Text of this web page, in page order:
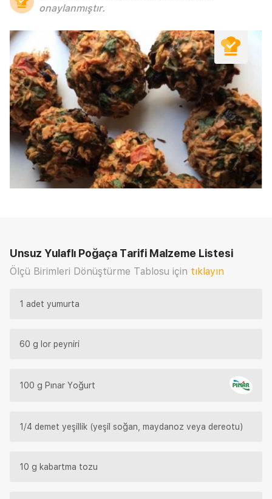
onaylanmıştır.
Unsuz Yulaflı Poğaça Tarifi Malzeme Listesi
Ölçü Birimleri Dönüştürme Tablosu için tıklayın
1 adet yumurta
60 g lor peyniri
100 g Pınar Yoğurt
1/4 demet yeşillik (yeşil soğan, maydanoz veya dereotu)
10 g kabartma tozu